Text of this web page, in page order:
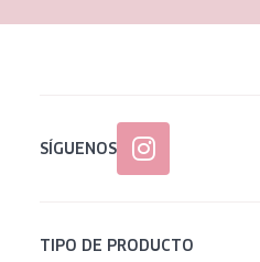
SÍGUENOS
TIPO DE PRODUCTO